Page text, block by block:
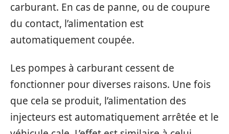
carburant. En cas de panne, ou de coupure
du contact, l’alimentation est
automatiquement coupée.
Les pompes à carburant cessent de
fonctionner pour diverses raisons. Une fois
que cela se produit, l’alimentation des
injecteurs est automatiquement arrêtée et le